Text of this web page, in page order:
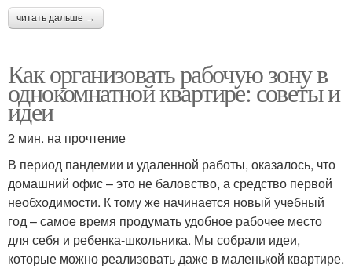
читать дальше →
Как организовать рабочую зону в
однокомнатной квартире: советы и
идеи
2 мин. на прочтение
В период пандемии и удаленной работы, оказалось, что
домашний офис – это не баловство, а средство первой
необходимости. К тому же начинается новый учебный
год – самое время продумать удобное рабочее место
для себя и ребенка-школьника. Мы собрали идеи,
которые можно реализовать даже в маленькой квартире.